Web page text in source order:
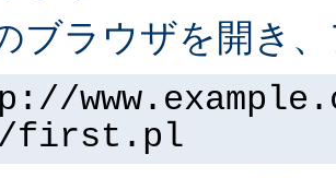
ブラウザを開き
first.pl